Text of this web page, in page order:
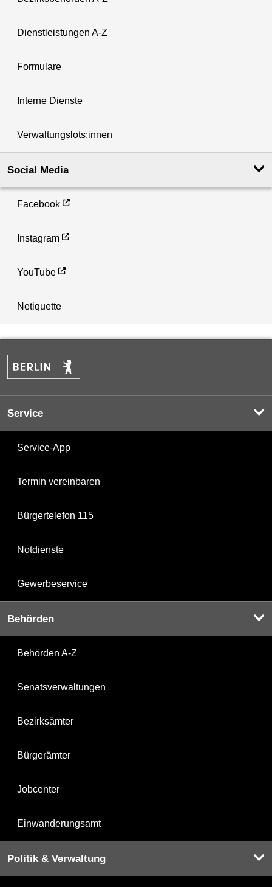
Dienstleistungen A-Z
Formulare
Interne Dienste
Verwaltungslots:innen
Social Media
Facebook
Instagram
YouTube
Netiquette
Service
Service-App
Termin vereinbaren
Bürgertelefon 115
Notdienste
Gewerbeservice
Behörden
Behörden A-Z
Senatsverwaltungen
Bezirksämter
Bürgerämter
Jobcenter
Einwanderungsamt
Politik & Verwaltung